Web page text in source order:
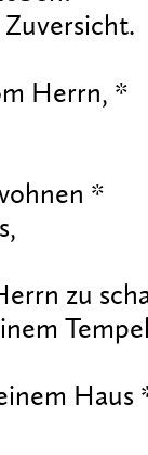
Herrn, *
*
zu
Haus